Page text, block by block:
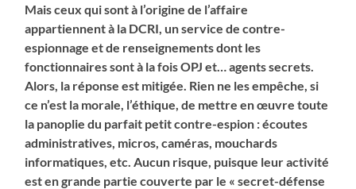
Mais ceux qui sont à l’origine de l’affaire
appartiennent à la DCRI, un service de contre-
espionnage et de renseignements dont les
fonctionnaires sont à la fois OPJ et… agents secrets.
Alors, la réponse est mitigée. Rien ne les empêche, si
ce n’est la morale, l’éthique, de mettre en œuvre toute
la panoplie du parfait petit contre-espion : écoutes
administratives, micros, caméras, mouchards
informatiques, etc. Aucun risque, puisque leur activité
est en grande partie couverte par le « secret-défense